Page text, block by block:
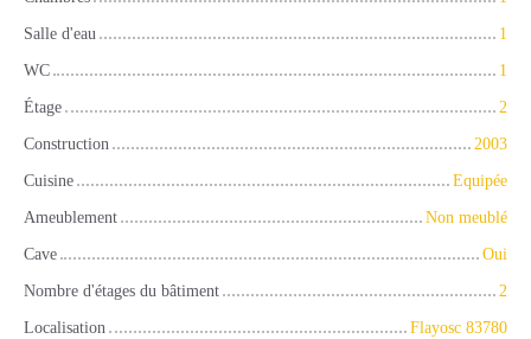
Salle d'eau
1
WC
1
Étage
2
Construction
2003
Cuisine
Equipée
Ameublement
Non meublé
Cave
Oui
Nombre d'étages du bâtiment
2
Localisation
Flayosc 83780